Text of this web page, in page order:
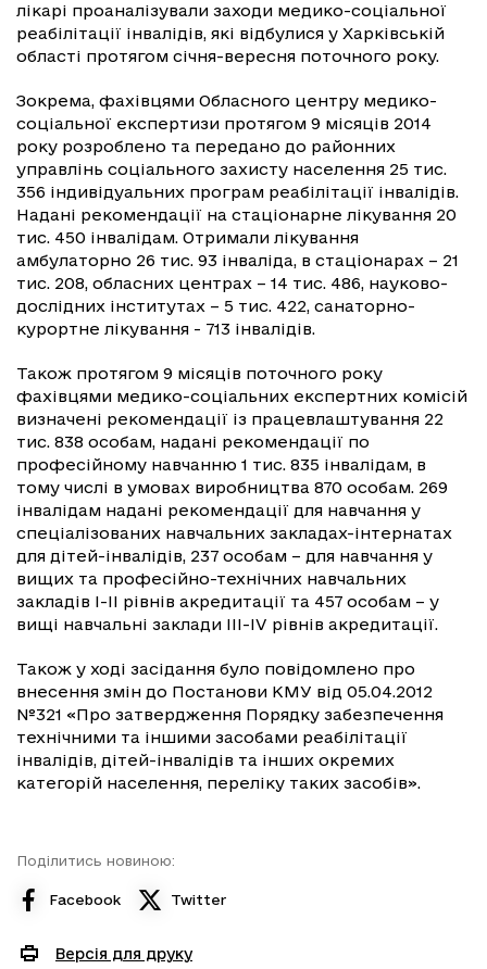
лікарі проаналізували заходи медико-соціальної
реабілітації інвалідів, які відбулися у Харківській
області протягом січня-вересня поточного року.
Зокрема, фахівцями Обласного центру медико-
соціальної експертизи протягом 9 місяців 2014
року розроблено та передано до районних
управлінь соціального захисту населення 25 тис.
356 індивідуальних програм реабілітації інвалідів.
Надані рекомендації на стаціонарне лікування 20
тис. 450 інвалідам. Отримали лікування
амбулаторно 26 тис. 93 інваліда, в стаціонарах – 21
тис. 208, обласних центрах – 14 тис. 486, науково-
дослідних інститутах – 5 тис. 422, санаторно-
курортне лікування - 713 інвалідів.
Також протягом 9 місяців поточного року
фахівцями медико-соціальних експертних комісій
визначені рекомендації із працевлаштування 22
тис. 838 особам, надані рекомендації по
професійному навчанню 1 тис. 835 інвалідам, в
тому числі в умовах виробництва 870 особам. 269
інвалідам надані рекомендації для навчання у
спеціалізованих навчальних закладах-інтернатах
для дітей-інвалідів, 237 особам – для навчання у
вищих та професійно-технічних навчальних
закладів І-ІІ рівнів акредитації та 457 особам – у
вищі навчальні заклади ІІІ-ІV рівнів акредитації.
Також у ході засідання було повідомлено про
внесення змін до Постанови КМУ від 05.04.2012
№321 «Про затвердження Порядку забезпечення
технічними та іншими засобами реабілітації
інвалідів, дітей-інвалідів та інших окремих
категорій населення, переліку таких засобів».
Поділитись новиною:
Facebook Twitter
Версія для друку